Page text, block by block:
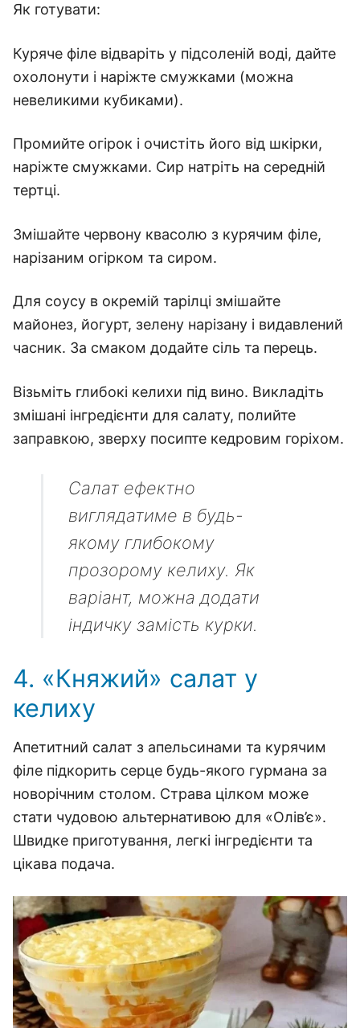
Як готувати:
Куряче філе відваріть у підсоленій воді, дайте
охолонути і наріжте смужками (можна
невеликими кубиками).
Промийте огірок і очистіть його від шкірки,
наріжте смужками. Сир натріть на середній
тертці.
Змішайте червону квасолю з курячим філе,
нарізаним огірком та сиром.
Для соусу в окремій тарілці змішайте
майонез, йогурт, зелену нарізану і видавлений
часник. За смаком додайте сіль та перець.
Візьміть глибокі келихи під вино. Викладіть
змішані інгредієнти для салату, полийте
заправкою, зверху посипте кедровим горіхом.
Салат ефектно
виглядатиме в будь-
якому глибокому
прозорому келиху. Як
варіант, можна додати
індичку замість курки.
4. «Княжий» салат у
келиху
Апетитний салат з апельсинами та курячим
філе підкорить серце будь-якого гурмана за
новорічним столом. Страва цілком може
стати чудовою альтернативою для «Олів’є».
Швидке приготування, легкі інгредієнти та
цікава подача.